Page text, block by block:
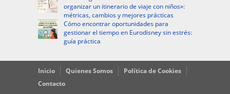
organizar un itinerario de viaje con niños»:
métricas, cambios y mejores prácticas
Cómo encontrar oportunidades para
gestionar el tiempo en Eurodisney sin estrés:
guía práctica
Inicio Quienes Somos
Política de Cookies
Contacto